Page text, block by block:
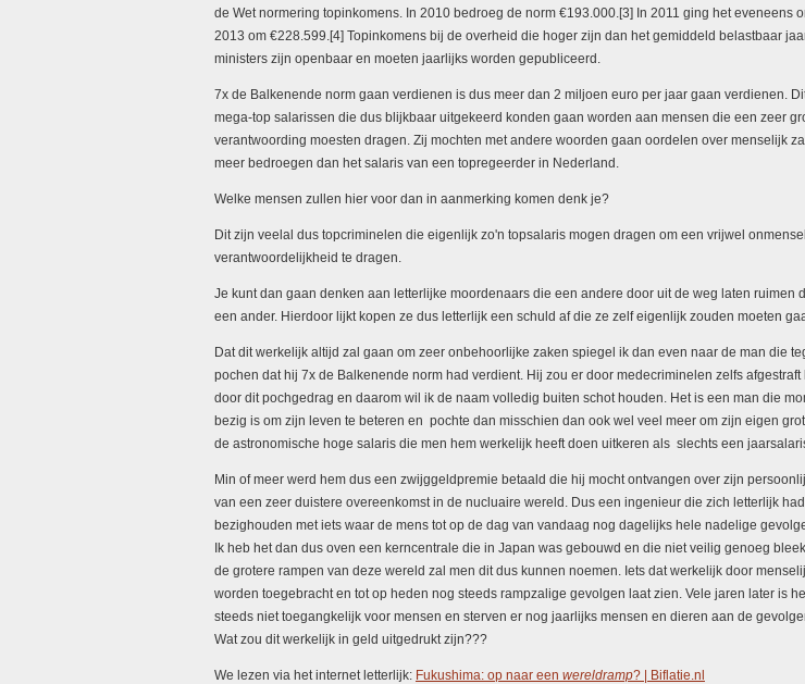
de Wet normering topinkomens. In 2010 bedroeg de norm €193.000.[3] In 2011 ging het eveneens
2013 om €228.599.[4] Topinkomens bij de overheid die hoger zijn dan het gemiddeld belastbaar
ministers zijn openbaar en moeten jaarlijks worden gepubliceerd.
7x de Balkenende norm gaan verdienen is dus meer dan 2 miljoen euro per jaar gaan verdienen.
mega-top salarissen die dus blijkbaar uitgekeerd konden gaan worden aan mensen die een zeer
verantwoording moesten dragen. Zij mochten met andere woorden gaan oordelen over menselijk
meer bedroegen dan het salaris van een topregeerder in Nederland.
Welke mensen zullen hier voor dan in aanmerking komen denk je?
Dit zijn veelal dus topcriminelen die eigenlijk zo'n topsalaris mogen dragen om een vrijwel
verantwoordelijkheid te dragen.
Je kunt dan gaan denken aan letterlijke moordenaars die een andere door uit de weg laten ruimen
een ander. Hierdoor lijkt kopen ze dus letterlijk een schuld af die ze zelf eigenlijk zouden moeten
Dat dit werkelijk altijd zal gaan om zeer onbehoorlijke zaken spiegel ik dan even naar de man die
pochen dat hij 7x de Balkenende norm had verdient. Hij zou er door medecriminelen zelfs afgestraft
door dit pochgedrag en daarom wil ik de naam volledig buiten schot houden. Het is een man die
bezig is om zijn leven te beteren en pochte dan misschien dan ook wel veel meer om zijn eigen
de astronomische hoge salaris die men hem werkelijk heeft doen uitkeren als slechts een
Min of meer werd hem dus een zwijggeldpremie betaald die hij mocht ontvangen over zijn
van een zeer duistere overeenkomst in de nucluaire wereld. Dus een ingenieur die zich letterlijk
bezighouden met iets waar de mens tot op de dag van vandaag nog dagelijks hele nadelige
Ik heb het dan dus oven een kerncentrale die in Japan was gebouwd en die niet veilig genoeg
de grotere rampen van deze wereld zal men dit dus kunnen noemen. Iets dat werkelijk door
worden toegebracht en tot op heden nog steeds rampzalige gevolgen laat zien. Vele jaren later is
steeds niet toegangkelijk voor mensen en sterven er nog jaarlijks mensen en dieren aan de
Wat zou dit werkelijk in geld uitgedrukt zijn???
We lezen via het internet letterlijk: Fukushima: op naar een wereldramp? | Biflatie.nl